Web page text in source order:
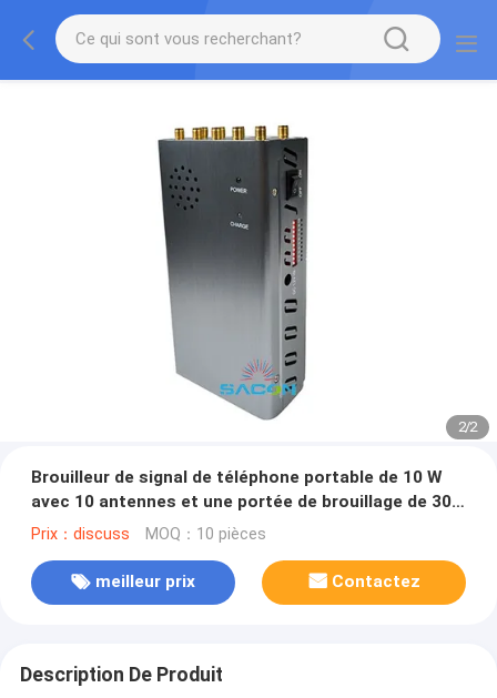
2/2
Brouilleur de signal de téléphone portable de 10 W
avec 10 antennes et une portée de brouillage de 30
m
Prix：discuss MOQ：10 pièces
meilleur prix Contactez
Description De Produit